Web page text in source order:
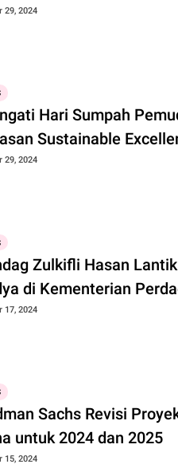
29, 2024
Hari Sumpah
Sustainable
29, 2024
Zulkifli Hasan
di Kementerian
17, 2024
Sachs Revisi
untuk 2024 dan 2025
15, 2024